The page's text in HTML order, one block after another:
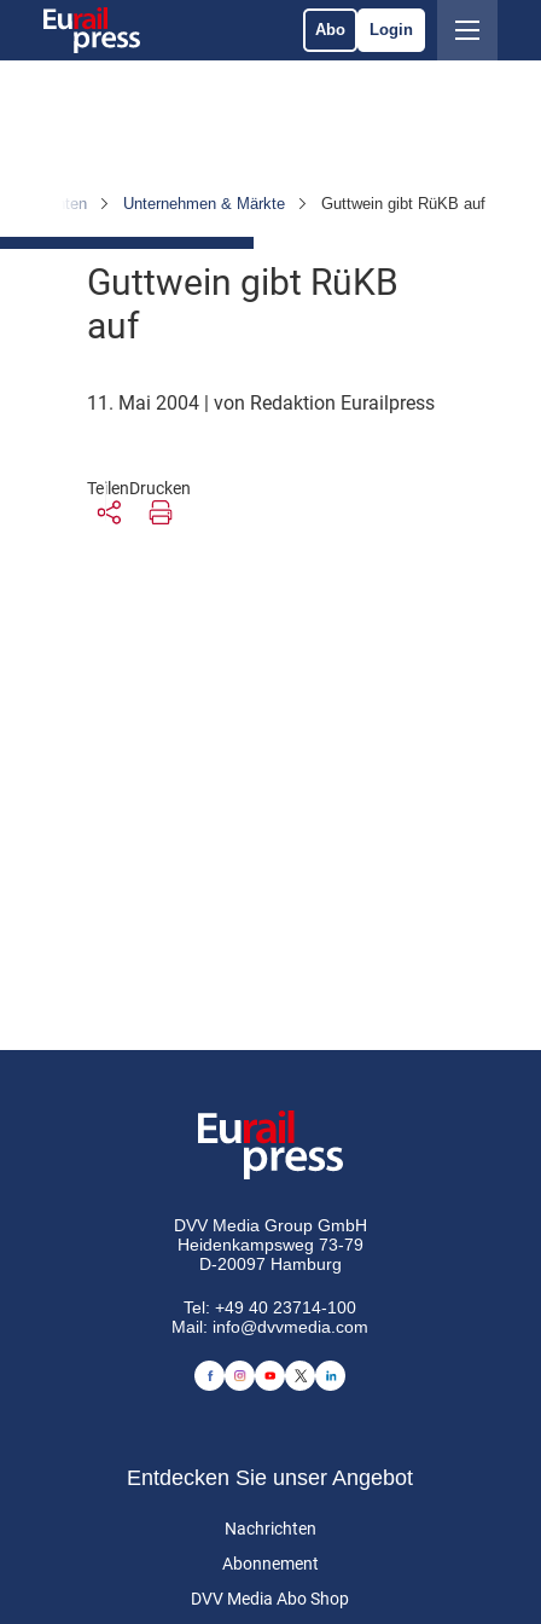
Abo Login
Nachrichten Unternehmen & Märkte Guttwein gibt RüKB auf
Guttwein gibt RüKB
auf
11. Mai 2004 | von Redaktion Eurailpress
TeilenDrucken
DVV Media Group GmbH
Heidenkampsweg 73-79
D-20097 Hamburg
Tel:+49 40 23714-100
Mail: info@dvvmedia.com
Entdecken Sie unser Angebot
Nachrichten
Abonnement
DVV Media Abo Shop